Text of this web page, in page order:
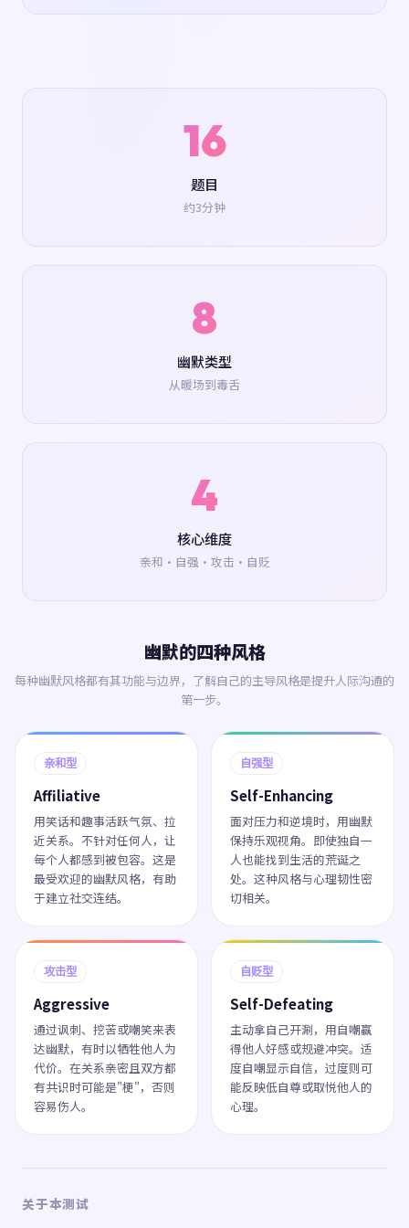
16
题目
约3分钟
8
幽默类型
从暖场到毒舌
4
核心维度
亲和·自强·攻击·自贬
幽默的四种风格
每种幽默风格都有其功能与边界，了解自己的主导风格是提升人际沟通的
第一步。
亲和型
Affiliative
用笑话和趣事活跃气氛、拉
近关系。不针对任何人，让
每个人都感到被包容。这是
最受欢迎的幽默风格，有助
于建立社交连结。
自强型
Self-Enhancing
面对压力和逆境时，用幽默
保持乐观视角。即使独自一
人也能找到生活的荒诞之
处。这种风格与心理韧性密
切相关。
攻击型
Aggressive
通过讽刺、挖苦或嘲笑来表
达幽默，有时以牺牲他人为
代价。在关系亲密且双方都
有共识时可能是"梗"，否则
容易伤人。
自贬型
Self-Defeating
主动拿自己开涮，用自嘲赢
得他人好感或规避冲突。适
度自嘲显示自信，过度则可
能反映低自尊或取悦他人的
心理。
关于本测试